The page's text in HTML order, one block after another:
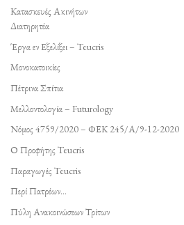
Κατασκευές Ακινήτων
Διατηρητέα
Έργα εν Εξελίξει – Teucris
Μονοκατοικίες
Πέτρινα Σπίτια
Μελλοντολογία – Futurology
Νόμος 4759/2020 – ΦΕΚ 245/Α/9-12-2020
Ο Προφήτης Teucris
Παραγωγές Teucris
Περί Πατρέων…
Πύλη Ανακοινώσεων Τρίτων